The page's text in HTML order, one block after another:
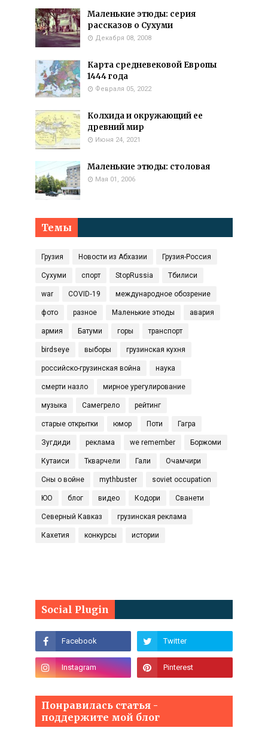
Маленькие этюды: серия
рассказов о Сухуми
Декабря 08, 2008
Карта средневековой Европы
1444 года
Февраля 05, 2022
Колхида и окружающий ее
древний мир
Июня 24, 2021
Маленькие этюды: столовая
Мая 01, 2006
Темы
Грузия Новости из Абхазии Грузия-Россия
Сухуми спорт StopRussia Тбилиси
war COVID‑19 международное обозрение
фото разное Маленькие этюды авария
армия Батуми горы транспорт
birdseye выборы грузинская кухня
российско-грузинская война наука
смерти назло мирное урегулирование
музыка Самегрело рейтинг
старые открытки юмор Поти Гагра
Зугдиди реклама we remember Боржоми
Кутаиси Ткварчели Гали Очамчири
Сны о войне mythbuster soviet occupation
ЮО блог видео Кодори Сванети
Северный Кавказ грузинская реклама
Кахетия конкурсы истории
Social Plugin
Понравилась статья -
поддержите мой блог